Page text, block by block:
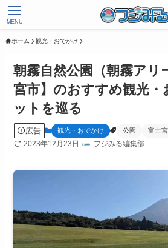
MENU
ホーム 観光・おでかけ
朝霧自然公園（朝霧アリ
宮市】のおすすめ観光・
ットを巡る
広告 観光・おでかけ 公園 富士
2023年12月23日 フジみる編集部